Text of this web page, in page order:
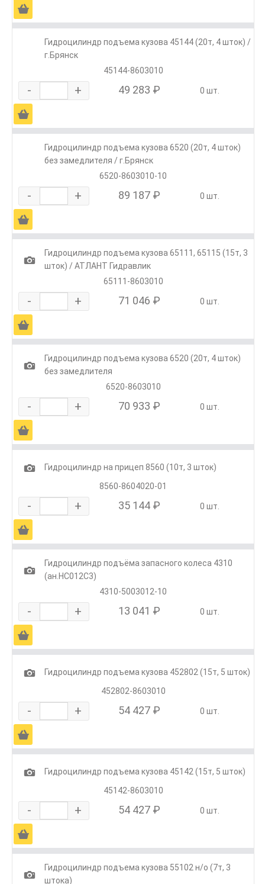
Ä
Гидроцилиндр подъема кузова 45144 (20т, 4 шток) /
г.Брянск
45144-8603010
- + 49 283 ₽ 0 шт.
Ä
Гидроцилиндр подъема кузова 6520 (20т, 4 шток)
без замедлителя / г.Брянск
6520-8603010-10
- + 89 187 ₽ 0 шт.
Ä
1
Гидроцилиндр подъема кузова 65111, 65115 (15т, 3
шток) / АТЛАНТ Гидравлик
65111-8603010
- + 71 046 ₽ 0 шт.
Ä
1
Гидроцилиндр подъема кузова 6520 (20т, 4 шток)
без замедлителя
6520-8603010
- + 70 933 ₽ 0 шт.
Ä
1
Гидроцилиндр на прицеп 8560 (10т, 3 шток)
8560-8604020-01
- + 35 144 ₽ 0 шт.
Ä
1
Гидроцилиндр подъёма запасного колеса 4310
(ан.HC012C3)
4310-5003012-10
- + 13 041 ₽ 0 шт.
Ä
1
Гидроцилиндр подъема кузова 452802 (15т, 5 шток)
452802-8603010
- + 54 427 ₽ 0 шт.
Ä
1
Гидроцилиндр подъема кузова 45142 (15т, 5 шток)
45142-8603010
- + 54 427 ₽ 0 шт.
Ä
1
Гидроцилиндр подъема кузова 55102 н/о (7т, 3
штока)